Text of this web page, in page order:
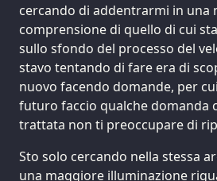
cercando di addentrarmi in una
comprensione di quello di cui
sullo sfondo del processo del
stavo tentando di fare era di
nuovo facendo domande, per
futuro faccio qualche domanda
trattata non ti preoccupare di
Sto solo cercando nella stessa
una maggiore illuminazione